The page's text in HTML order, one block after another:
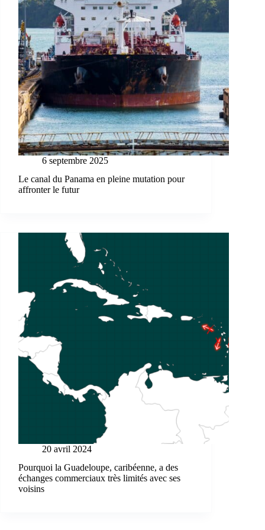
6 septembre 2025
Le canal du Panama en pleine mutation pour
affronter le futur
20 avril 2024
Pourquoi la Guadeloupe, caribéenne, a des
échanges commerciaux très limités avec ses
voisins